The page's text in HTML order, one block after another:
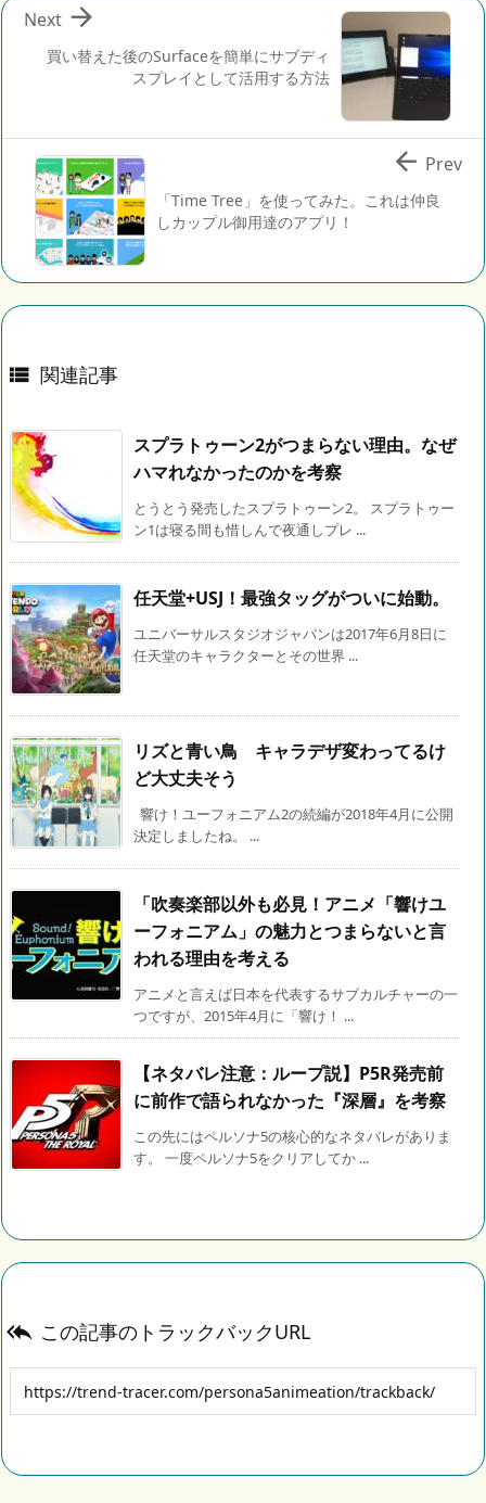
買い替えた後のSurfaceを簡単にサブディ
スプレイとして活用する方法

Next
「Time Tree」を使ってみた。これは仲良
しカップル御用達のアプリ！
 Prev
 関連記事
スプラトゥーン2がつまらない理由。なぜ
ハマれなかったのかを考察
とうとう発売したスプラトゥーン2。 スプラトゥー
ン1は寝る間も惜しんで夜通しプレ ...
任天堂+USJ！最強タッグがついに始動。
ユニバーサルスタジオジャパンは2017年6月8日に
任天堂のキャラクターとその世界 ...
リズと青い鳥 キャラデザ変わってるけ
ど大丈夫そう
響け！ユーフォニアム2の続編が2018年4月に公開
決定しましたね。 ...
「吹奏楽部以外も必見！アニメ「響けユ
ーフォニアム」の魅力とつまらないと言
われる理由を考える
アニメと言えば日本を代表するサブカルチャーの一
つですが、2015年4月に「響け！ ...
【ネタバレ注意：ループ説】P5R発売前
に前作で語られなかった『深層』を考察
この先にはペルソナ5の核心的なネタバレがありま
す。 一度ペルソナ5をクリアしてか ...
 この記事のトラックバックURL